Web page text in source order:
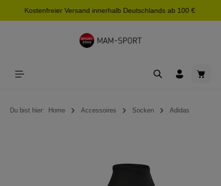
springen
Kostenfreier Versand innerhalb Deutschlands ab 100 €
Du bist hier: Home Accessoires Socken Adidas